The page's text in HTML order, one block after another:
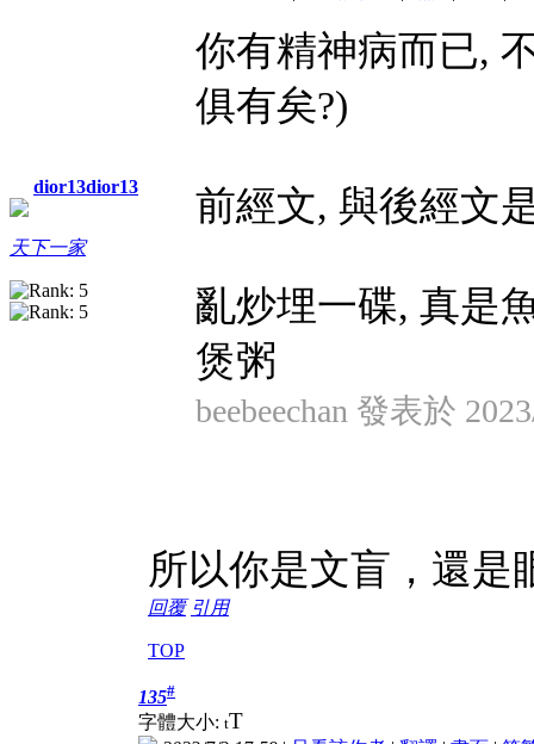
dior13dior13
天下一家
你有精神病而已,
俱有矣?)
前經文, 與後經文
亂炒埋一碟, 真是
煲粥
beebeechan 發表於
所以你是文盲，還是
回覆 引用
TOP
135#
字體大小: tT